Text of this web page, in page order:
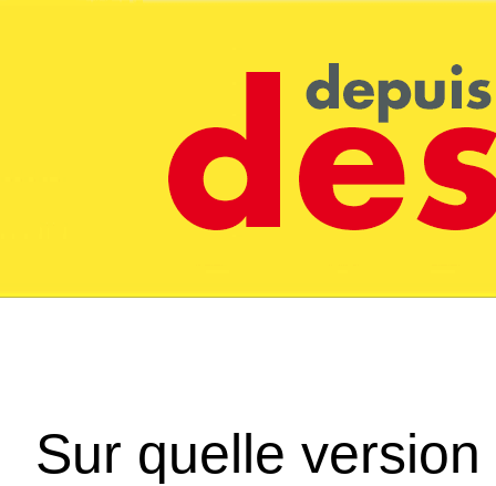
Sur quelle